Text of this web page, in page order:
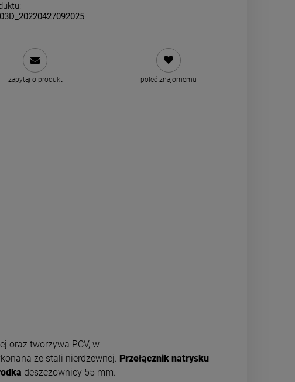
zapytaj o produkt poleć znajomemu
oraz tworzywa PCV, w
ze stali nierdzewnej. Przełącznik natrysku
deszczownicy 55 mm.